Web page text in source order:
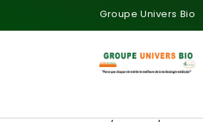
Groupe Univers Bio